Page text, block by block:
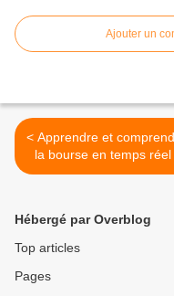
Ajouter un
< Apprendre et comprendre
la bourse en temps réel :
anatomie d'une séance
Hébergé par Overblog
Top articles
Pages